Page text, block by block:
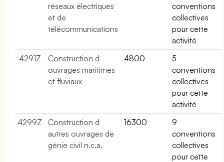
réseaux électriques
et de
télécommunications
conventions
collectives
pour cette
activité
4291Z
Construction d
ouvrages maritimes
et fluviaux
4800
5
conventions
collectives
pour cette
activité
4299Z
Construction d
autres ouvrages de
génie civil n.c.a.
16300
9
conventions
collectives
pour cette